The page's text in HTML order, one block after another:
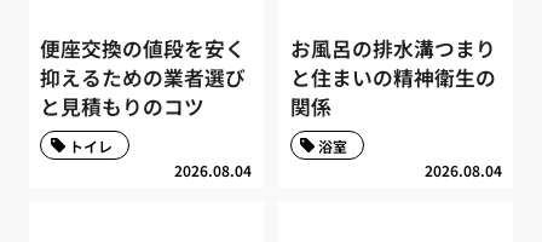
便座交換の値段を安く
抑えるための業者選び
と見積もりのコツ
2026.08.04
トイレ
お風呂の排水溝つまり
と住まいの精神衛生の
関係
2026.08.04
浴室